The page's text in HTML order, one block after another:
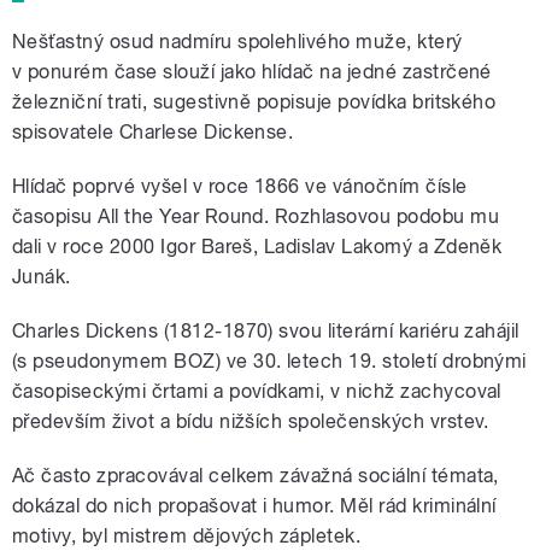
Nešťastný osud nadmíru spolehlivého muže, který
v ponurém čase slouží jako hlídač na jedné zastrčené
železniční trati, sugestivně popisuje povídka britského
spisovatele Charlese Dickense.
Hlídač poprvé vyšel v roce 1866 ve vánočním čísle
časopisu All the Year Round. Rozhlasovou podobu mu
dali v roce 2000 Igor Bareš, Ladislav Lakomý a Zdeněk
Junák.
Charles Dickens (1812-1870) svou literární kariéru zahájil
(s pseudonymem BOZ) ve 30. letech 19. století drobnými
časopiseckými črtami a povídkami, v nichž zachycoval
především život a bídu nižších společenských vrstev.
Ač často zpracovával celkem závažná sociální témata,
dokázal do nich propašovat i humor. Měl rád kriminální
motivy, byl mistrem dějových zápletek.